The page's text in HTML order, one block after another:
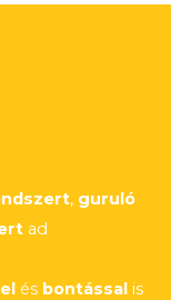
, guruló
ad
és bontással is